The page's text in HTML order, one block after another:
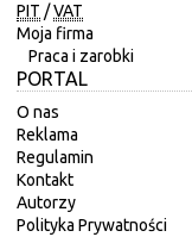
PIT /VAT
Moja firma
Praca i zarobki
PORTAL
O nas
Reklama
Regulamin
Kontakt
Autorzy
Polityka Prywatności